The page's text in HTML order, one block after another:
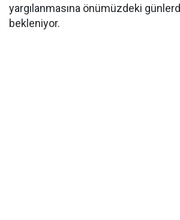
yargılanmasına önümüzdeki
bekleniyor.